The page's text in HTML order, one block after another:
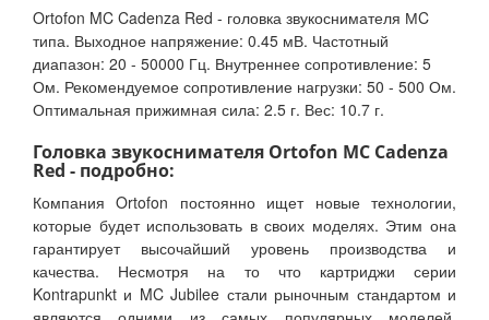
Ortofon MC Cadenza Red - головка звукоснимателя МC
типа. Выходное напряжение: 0.45 мВ. Частотный
диапазон: 20 - 50000 Гц. Внутреннее сопротивление: 5
Ом. Рекомендуемое сопротивление нагрузки: 50 - 500 Ом.
Оптимальная прижимная сила: 2.5 г. Вес: 10.7 г.
Головка звукоснимателя Ortofon MC Cadenza
Red - подробно:
Компания Ortofon постоянно ищет новые технологии,
которые будет использовать в своих моделях. Этим она
гарантирует высочайший уровень производства и
качества. Несмотря на то что картриджи серии
Kontrapunkt и MC Jubilee стали рыночным стандартом и